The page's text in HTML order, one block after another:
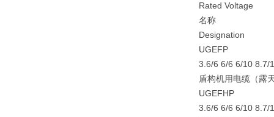
Rated Voltage
名称
Designation
UGEFP
3.6/6 6/6 6/10 8.7/
盾构机用电缆（露
UGEFHP
3.6/6 6/6 6/10 8.7/